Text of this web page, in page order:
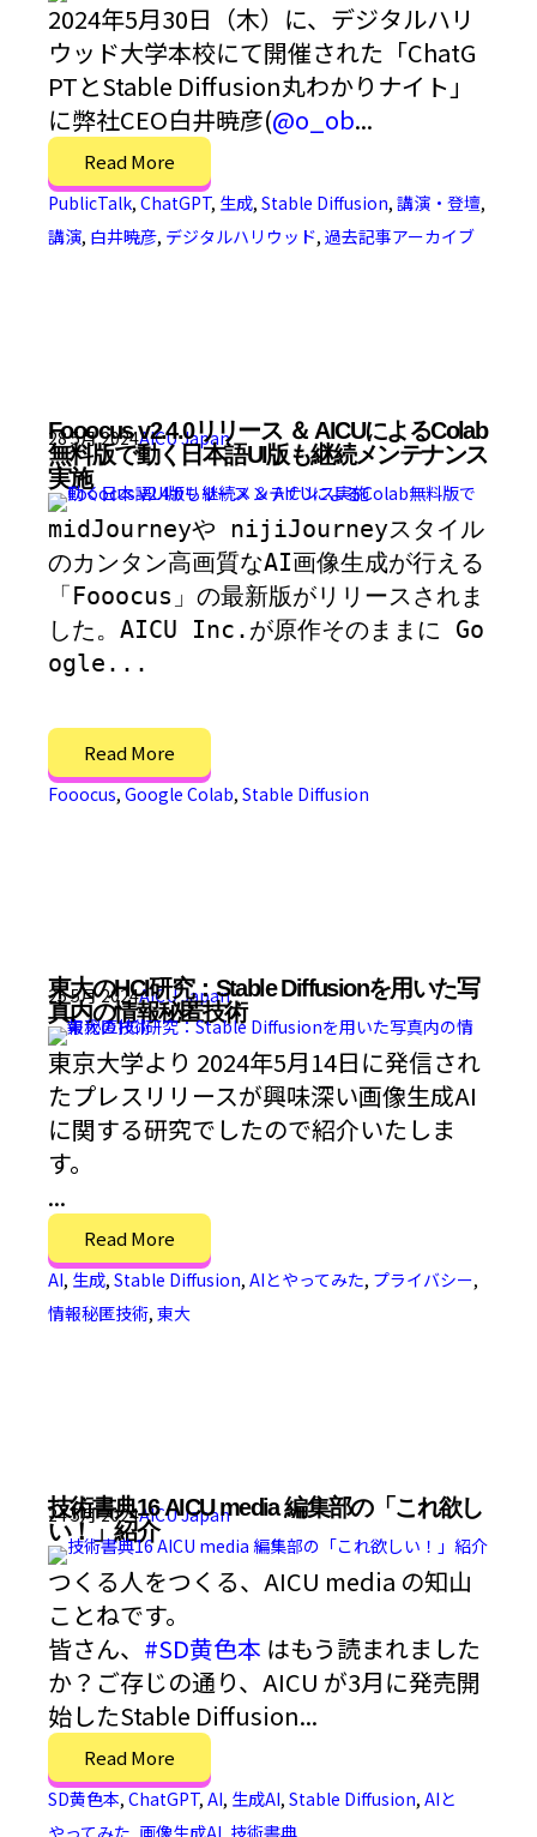
2024年5月30日（木）に、デジタルハリ
ウッド大学本校にて開催された「ChatG
PTとStable Diffusion丸わかりナイト」
に弊社CEO白井暁彦(@o_ob...
Read More
PublicTalk, ChatGPT, 生成, Stable Diffusion, 講演・登壇,
講演, 白井暁彦, デジタルハリウッド, 過去記事アーカイブ
Fooocus v2.4.0リリース ＆ AICUによるColab
無料版で動く日本語UI版も継続メンテナンス
実施
28 5月 2024AICU Japan
midJourneyや nijiJourneyスタイル
のカンタン高画質なAI画像生成が行える
「Fooocus」の最新版がリリースされま
した。AICU Inc.が原作そのままに Go
ogle...
Read More
Fooocus, Google Colab, Stable Diffusion
東大のHCI研究：Stable Diffusionを用いた写
真内の情報秘匿技術
25 5月 2024AICU Japan
東京大学より 2024年5月14日に発信され
たプレスリリースが興味深い画像生成AI
に関する研究でしたので紹介いたしま
す。
...
Read More
AI, 生成, Stable Diffusion, AIとやってみた, プライバシー,
情報秘匿技術, 東大
技術書典16 AICU media 編集部の「これ欲し
い！」紹介
24 5月 2024AICU Japan
つくる人をつくる、AICU media の知山
ことねです。
皆さん、 #SD黄色本 はもう読まれました
か？ご存じの通り、AICU が3月に発売開
始したStable Diffusion...
Read More
SD黄色本, ChatGPT, AI, 生成AI, Stable Diffusion, AIと